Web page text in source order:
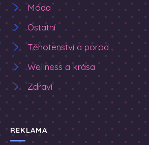
Móda
Ostatní
Těhotenství a porod
Wellness a krása
Zdraví
REKLAMA